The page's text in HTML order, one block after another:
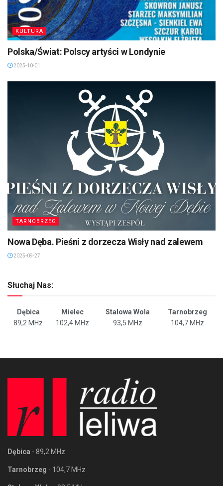
KULTURA
Polska/Świat: Polscy artyści w Londynie
2025-10-01
TARNOBRZEG
Nowa Dęba. Pieśni z dorzecza Wisły nad zalewem
2025-09-27
Słuchaj Nas:
Dębica Mielec Stalowa Wola
Tarnobrzeg
89,2 MHz
102,4 MHz 93,5 MHz 104,7 MHz
Dębica - 89,2 MHz
Tarnobrzeg - 104,7 MHz